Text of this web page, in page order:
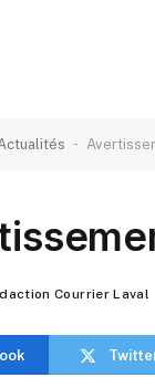
-
Courrier Laval